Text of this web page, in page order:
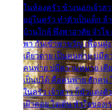
ในห้องครัว ข้างนอกเจ้าส
อยู่ในครัว ทำตัวเป็นเด็ก ล้
บ้านใกล้ พึ่งพาอาศัย จำใจ
พา กันเข้าพาขวัญ เพื่อนฝูง
เดียวดาย เป็นคนพ่าย บ่มีค
คนพ่าย บ่มีความหมาย เคีย
เป็นบ่ได้ คือคนพ่าย ฮักคน
ในครัว เจ้าสาว ก็มัวแต่งตั
เฝ้าคอย ใจเต้น หัวใจของ